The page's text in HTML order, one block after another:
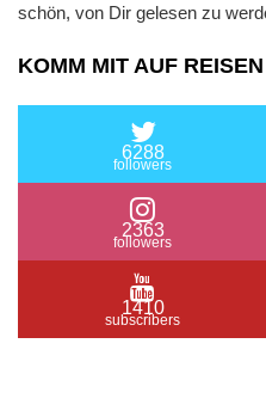
schön, von Dir gelesen zu
KOMM MIT AUF REISEN
6288
followers
2363
followers
1410
subscribers